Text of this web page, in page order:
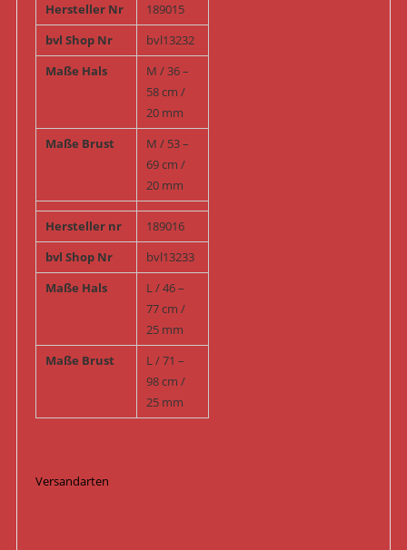
Hersteller Nr
189015
bvl Shop Nr
bvl13232
Maße Hals
M / 36 –
58 cm /
20 mm
Maße Brust
M / 53 –
69 cm /
20 mm
Hersteller nr
189016
bvl Shop Nr
bvl13233
Maße Hals
L / 46 –
77 cm /
25 mm
Maße Brust
L / 71 –
98 cm /
25 mm
Versandarten